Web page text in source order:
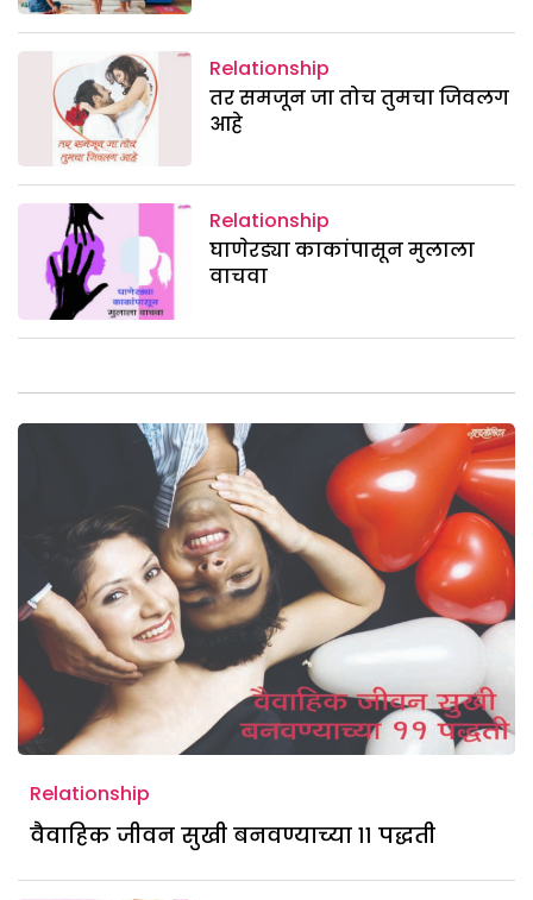
Relationship
तर समजून जा तोच तुमचा जिवलग
आहे
Relationship
घाणेरड्या काकांपासून मुलाला
वाचवा
Relationship
वैवाहिक जीवन सुखी बनवण्याच्या ११ पद्धती